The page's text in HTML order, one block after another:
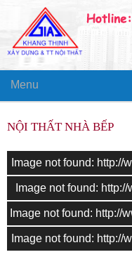
Menu
NỘI THẤT NHÀ BẾP
Image not found:
Image not found:
Image not found:
Image not found: